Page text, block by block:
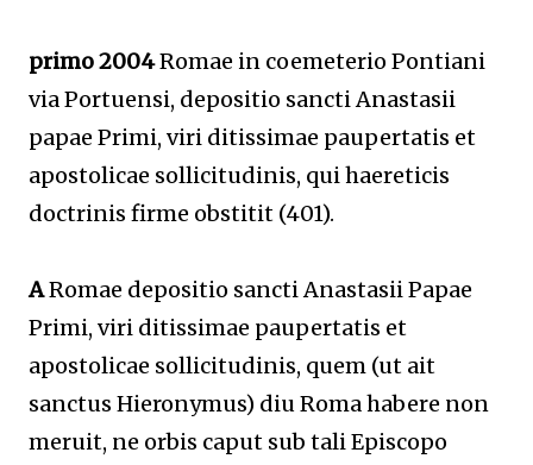
primo 2004Romae in coemeterio Pontiani
via Portuensi, depositio sancti Anastasii
papae Primi, viri ditissimae paupertatis et
apostolicae sollicitudinis, qui haereticis
doctrinis firme obstitit (401).
ARomae depositio sancti Anastasii Papae
Primi, viri ditissimae paupertatis et
apostolicae sollicitudinis, quem (ut ait
sanctus Hieronymus) diu Roma habere non
meruit, ne orbis caput sub tali Episcopo